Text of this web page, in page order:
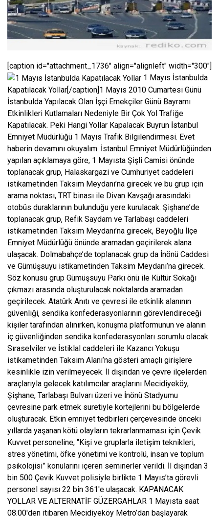
[caption id="attachment_1736" align="alignleft" width="300"]
1 Mayıs İstanbulda
Kapatılacak Yollar[/caption]1 Mayıs 2010 Cumartesi Günü
İstanbulda Yapılacak Olan İşçi Emekçiler Günü Bayramı
Etkinlikleri Kutlamaları Nedeniyle Bir Çok Yol Trafiğe
Kapatılacak. Peki Hangi Yollar Kapalacak Buyrun İstanbul
Emniyet Müdürlüğü 1 Mayıs Trafik Bilgilendirmesi. Evet
haberin devamını okuyalım. İstanbul Emniyet Müdürlüğünden
yapılan açıklamaya göre, 1 Mayısta Şişli Camisi önünde
toplanacak grup, Halaskargazi ve Cumhuriyet caddeleri
istikametinden Taksim Meydanı’na girecek ve bu grup için
arama noktası, TRT binası ile Divan Kavşağı arasındaki
otobüs duraklarının bulunduğu yere kurulacak. Şişhane’de
toplanacak grup, Refik Saydam ve Tarlabaşı caddeleri
istikametinden Taksim Meydanı’na girecek, Beyoğlu İlçe
Emniyet Müdürlüğü önünde aramadan geçirilerek alana
ulaşacak. Dolmabahçe’de toplanacak grup da İnönü Caddesi
ve Gümüşsuyu istikametinden Taksim Meydanı’na girecek.
Söz konusu grup Gümüşsuyu Parkı önü ile Kültür Sokağı
çıkmazı arasında oluşturulacak noktalarda aramadan
geçirilecek. Atatürk Anıtı ve çevresi ile etkinlik alanının
güvenliği, sendika konfederasyonlarının görevlendireceği
kişiler tarafından alınırken, konuşma platformunun ve alanın
iç güvenliğinden sendika konfederasyonları sorumlu olacak.
Sıraselviler ve İstiklal caddeleri ile Kazancı Yokuşu
istikametinden Taksim Alanı’na gösteri amaçlı girişlere
kesinlikle izin verilmeyecek. İl dışından ve çevre ilçelerden
araçlarıyla gelecek katılımcılar araçlarını Mecidiyeköy,
Şişhane, Tarlabaşı Bulvarı üzeri ve İnönü Stadyumu
çevresine park etmek suretiyle kortejlerini bu bölgelerde
oluşturacak. Etkin emniyet tedbirleri çerçevesinde önceki
yıllarda yaşanan kötü olayların tekrarlanmaması için Çevik
Kuvvet personeline, “Kişi ve gruplarla iletişim teknikleri,
stres yönetimi, öfke yönetimi ve kontrolü, insan ve toplum
psikolojisi” konularını içeren seminerler verildi. İl dışından 3
bin 500 Çevik Kuvvet polisiyle birlikte 1 Mayıs’ta görevli
personel sayısı 22 bin 361′e ulaşacak. KAPANACAK
YOLLAR VE ALTERNATİF GÜZERGAHLAR 1 Mayısta saat
08.00′den itibaren Mecidiyeköy Metro’dan başlayarak